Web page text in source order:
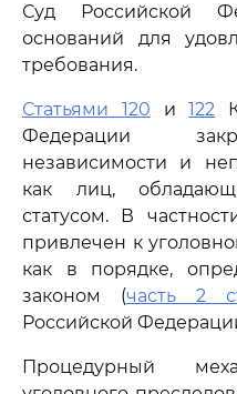
Суд Российской
оснований для
требования.
Статьями 120 и122
Федерации
независимости и
как лиц,
статусом. В
привлечен к
как в порядке,
законом (часть 2
Российской
Процедурный